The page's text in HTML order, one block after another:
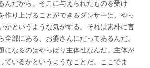
んだから。そこに与えられたものを受け
作り上げることができるダンサーは、やっ
かというような気がする。それは素朴に言
全部にある、お婆さんにだってあるんだ。
になるのはやっぱり主体性なんだ。主体が
ているかというようなことだ。ここでま